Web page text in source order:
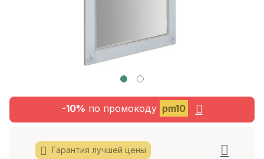
-10% по промокоду pm10
Гарантия лучшей цены